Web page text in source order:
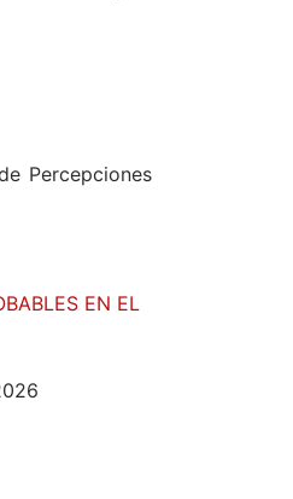
Percepciones
EN EL